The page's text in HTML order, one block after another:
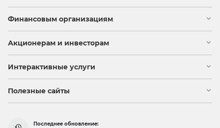
Финансовым организациям
Акционерам и инвесторам
Интерактивные услуги
Полезные сайты
Последнее обновление: